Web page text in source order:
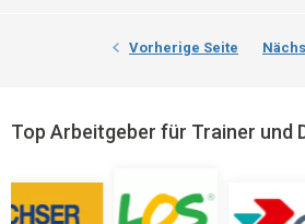
Vorherige Seite
Top Arbeitgeber für Trainer und